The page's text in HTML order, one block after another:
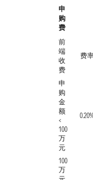
申
购
费
前
端
收
费
费
申
购
金
额
<
100
万
元
100
万